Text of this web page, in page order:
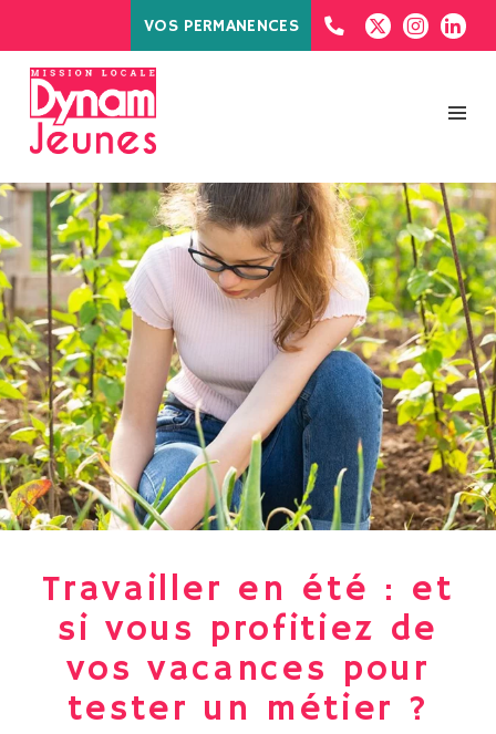
VOS PERMANENCES
Travailler en été : et
si vous profitiez de
vos vacances pour
tester un métier ?